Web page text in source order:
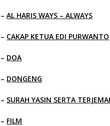
–AL HARIS WAYS – ALWAYS
– CAKAP KETUA EDI PURWANTO
– DOA
– DONGENG
– SURAH YASIN SERTA
– FILM